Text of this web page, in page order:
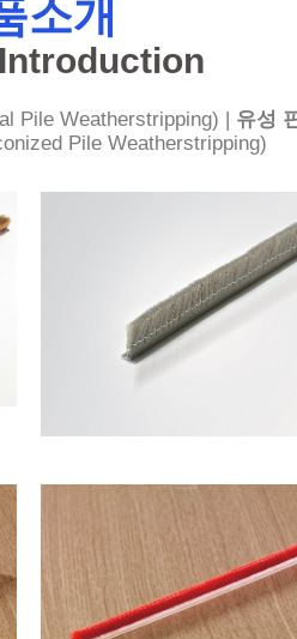
소개
Pile Weatherstripping) | 유성
Pile Weatherstripping)